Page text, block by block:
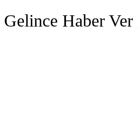
Gelince Haber Ver